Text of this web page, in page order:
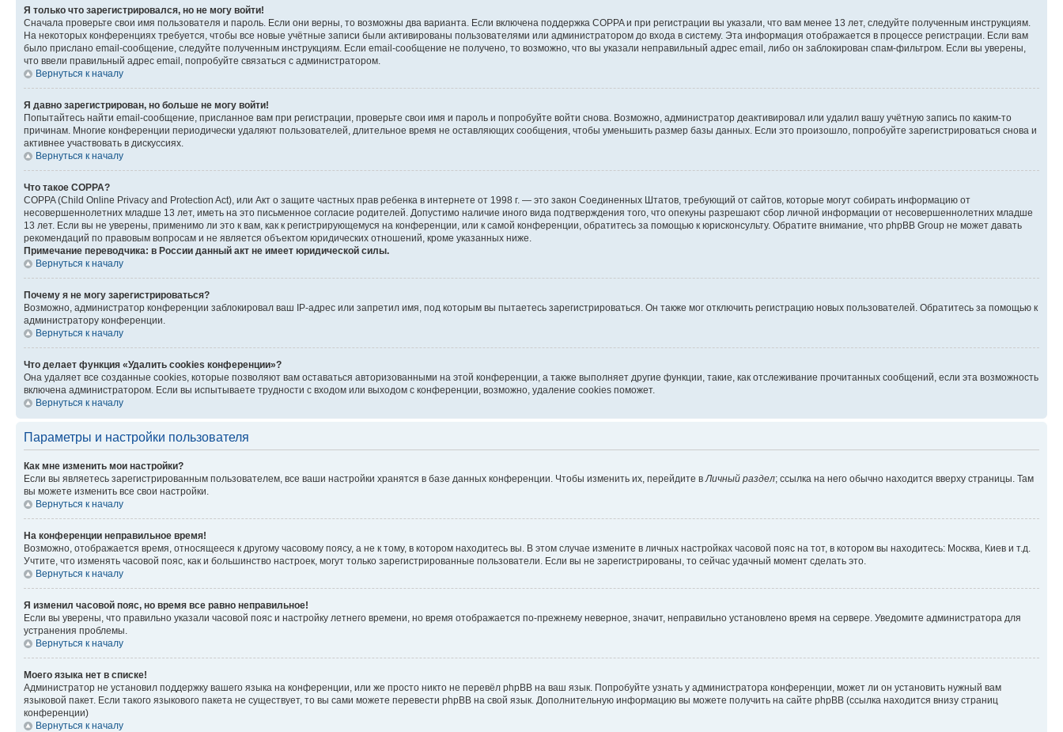
Я только что зарегистрировался, но не могу войти!
Сначала проверьте свои имя пользователя и пароль. Если они верны, то возможны два варианта. Если включена поддержка COPPA и при регистрации вы указали, что вам менее 13 лет, следуйте полученным инструкциям.
На некоторых конференциях требуется, чтобы все новые учётные записи были активированы пользователями или администратором до входа в систему. Эта информация отображается в процессе регистрации. Если вам
было прислано email-сообщение, следуйте полученным инструкциям. Если email-сообщение не получено, то возможно, что вы указали неправильный адрес email, либо он заблокирован спам-фильтром. Если вы уверены,
что ввели правильный адрес email, попробуйте связаться с администратором.
Вернуться к началу
Я давно зарегистрирован, но больше не могу войти!
Попытайтесь найти email-сообщение, присланное вам при регистрации, проверьте свои имя и пароль и попробуйте войти снова. Возможно, администратор деактивировал или удалил вашу учётную запись по каким-то
причинам. Многие конференции периодически удаляют пользователей, длительное время не оставляющих сообщения, чтобы уменьшить размер базы данных. Если это произошло, попробуйте зарегистрироваться снова и
активнее участвовать в дискуссиях.
Вернуться к началу
Что такое COPPA?
COPPA (Child Online Privacy and Protection Act), или Акт о защите частных прав ребенка в интернете от 1998 г. — это закон Соединенных Штатов, требующий от сайтов, которые могут собирать информацию от
несовершеннолетних младше 13 лет, иметь на это письменное согласие родителей. Допустимо наличие иного вида подтверждения того, что опекуны разрешают сбор личной информации от несовершеннолетних младше
13 лет. Если вы не уверены, применимо ли это к вам, как к регистрирующемуся на конференции, или к самой конференции, обратитесь за помощью к юрисконсульту. Обратите внимание, что phpBB Group не может давать
рекомендаций по правовым вопросам и не является объектом юридических отношений, кроме указанных ниже.
Примечание переводчика: в России данный акт не имеет юридической силы.
Вернуться к началу
Почему я не могу зарегистрироваться?
Возможно, администратор конференции заблокировал ваш IP-адрес или запретил имя, под которым вы пытаетесь зарегистрироваться. Он также мог отключить регистрацию новых пользователей. Обратитесь за помощью к
администратору конференции.
Вернуться к началу
Что делает функция «Удалить cookies конференции»?
Она удаляет все созданные cookies, которые позволяют вам оставаться авторизованными на этой конференции, а также выполняет другие функции, такие, как отслеживание прочитанных сообщений, если эта возможность
включена администратором. Если вы испытываете трудности с входом или выходом с конференции, возможно, удаление cookies поможет.
Вернуться к началу
Параметры и настройки пользователя
Как мне изменить мои настройки?
Если вы являетесь зарегистрированным пользователем, все ваши настройки хранятся в базе данных конференции. Чтобы изменить их, перейдите в Личный раздел; ссылка на него обычно находится вверху страницы. Там
вы можете изменить все свои настройки.
Вернуться к началу
На конференции неправильное время!
Возможно, отображается время, относящееся к другому часовому поясу, а не к тому, в котором находитесь вы. В этом случае измените в личных настройках часовой пояс на тот, в котором вы находитесь: Москва, Киев и т.д.
Учтите, что изменять часовой пояс, как и большинство настроек, могут только зарегистрированные пользователи. Если вы не зарегистрированы, то сейчас удачный момент сделать это.
Вернуться к началу
Я изменил часовой пояс, но время все равно неправильное!
Если вы уверены, что правильно указали часовой пояс и настройку летнего времени, но время отображается по-прежнему неверное, значит, неправильно установлено время на сервере. Уведомите администратора для
устранения проблемы.
Вернуться к началу
Моего языка нет в списке!
Администратор не установил поддержку вашего языка на конференции, или же просто никто не перевёл phpBB на ваш язык. Попробуйте узнать у администратора конференции, может ли он установить нужный вам
языковой пакет. Если такого языкового пакета не существует, то вы сами можете перевести phpBB на свой язык. Дополнительную информацию вы можете получить на сайте phpBB (ссылка находится внизу страниц
конференции)
Вернуться к началу